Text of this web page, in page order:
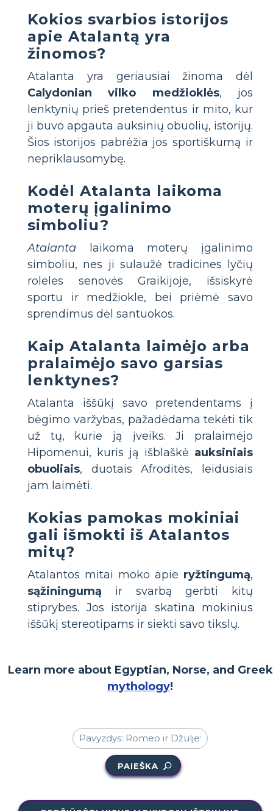
Kokios svarbios istorijos
apie Atalantą yra
žinomos?
Atalanta yra geriausiai žinoma dėl
Calydonian vilko medžioklės, jos
lenktynių prieš pretendentus ir mito, kur
ji buvo apgauta auksinių obuolių, istorijų.
Šios istorijos pabrėžia jos sportiškumą ir
nepriklausomybę.
Kodėl Atalanta laikoma
moterų įgalinimo
simboliu?
Atalanta laikoma moterų įgalinimo
simboliu, nes ji sulaužė tradicines lyčių
roleles senovės Graikijoje, išsiskyrė
sportu ir medžiokle, bei priėmė savo
sprendimus dėl santuokos.
Kaip Atalanta laimėjo arba
pralaimėjo savo garsias
lenktynes?
Atalanta iššūkį savo pretendentams į
bėgimo varžybas, pažadėdama tekėti tik
už tų, kurie ją įveiks. Ji pralaimėjo
Hipomenui, kuris ją išblaškė auksiniais
obuoliais, duotais Afroditės, leidusiais
jam laimėti.
Kokias pamokas mokiniai
gali išmokti iš Atalantos
mitų?
Atalantos mitai moko apie ryžtingumą,
sąžiningumą ir svarbą gerbti kitų
stiprybes. Jos istorija skatina mokinius
iššūkį stereotipams ir siekti savo tikslų.
Learn more about Egyptian, Norse, and Greek
mythology!
PAIEŠKA